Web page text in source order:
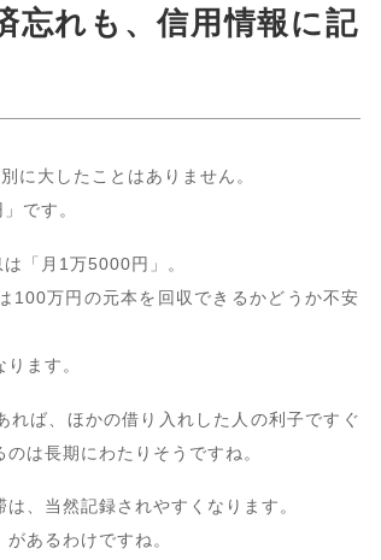
忘れも、信用情報に記
に大したことはありません。
です。
「月1万5000円」。
100万円の元本を回収できるかどうか不安
ます。
れば、ほかの借り入れした人の利子ですぐ
は長期にわたりそうですね。
、当然記録されやすくなります。
あるわけですね。